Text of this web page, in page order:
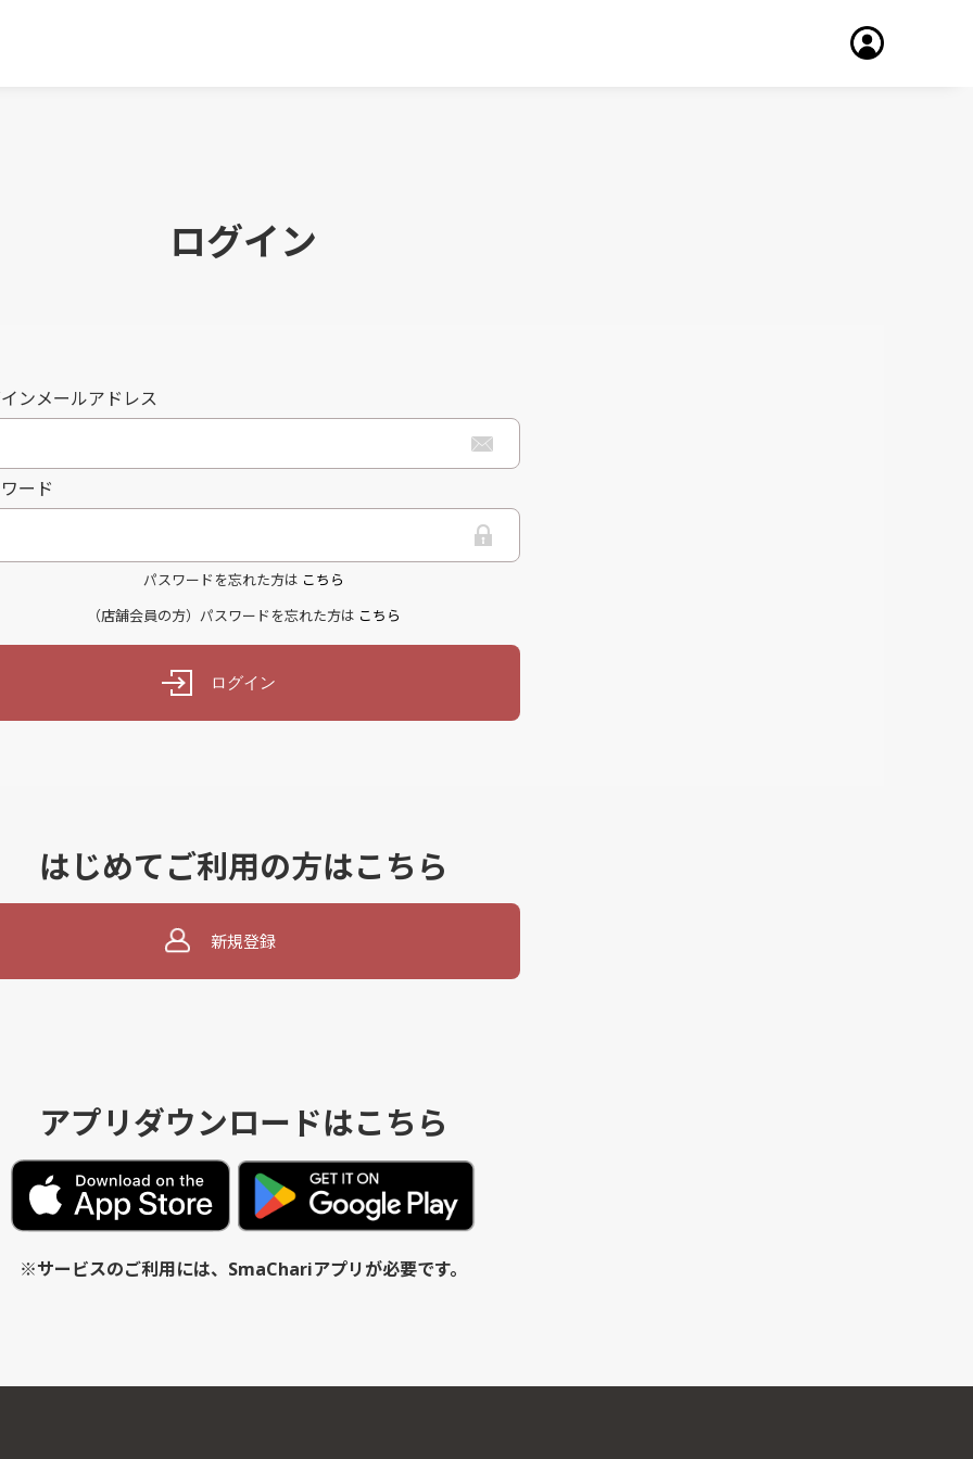
ログイン
ンメールアドレス
ード
パスワードを忘れた方は こちら
（店舗会員の方）パスワードを忘れた方は こちら
ログイン
はじめてご利用の方はこちら
新規登録
アプリダウンロードはこちら
※サービスのご利用には、SmaChariアプリが必要です。